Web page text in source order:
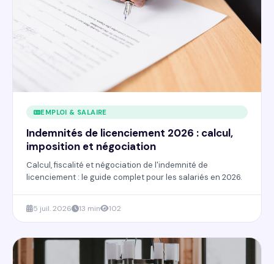
EMPLOI & SALAIRE
Indemnités de licenciement 2026 : calcul,
imposition et négociation
Calcul, fiscalité et négociation de l'indemnité de
licenciement : le guide complet pour les salariés en 2026.
5 juil. 2026 13 min 102